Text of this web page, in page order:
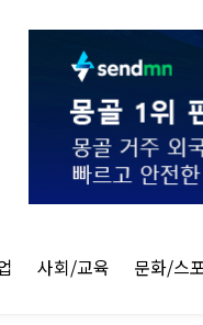
사회/교육 문화/스